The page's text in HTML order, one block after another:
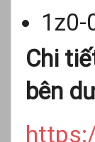
1z0-
Chi
bên